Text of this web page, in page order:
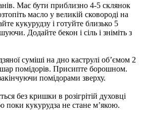
Має бути приблизно 4-5 склянок
масло у великій сковороді на
кукурудзу і готуйте близько 5
Додайте бекон і сіль і зніміть з
суміші на дно каструлі об’ємом 2
шар помідорів. Присипте борошном.
помідорами зверху.
без кришки в розігрітій духовці
поки кукурудза не стане м’якою.